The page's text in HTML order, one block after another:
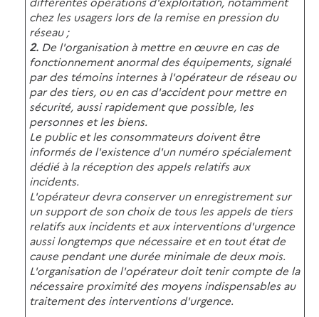
chez les usagers lors de la remise en pression du
réseau ;
2. De l'organisation à mettre en œuvre en cas de
fonctionnement anormal des équipements, signalé
par des témoins internes à l'opérateur de réseau ou
par des tiers, ou en cas d'accident pour mettre en
sécurité, aussi rapidement que possible, les
personnes et les biens.
Le public et les consommateurs doivent être
informés de l'existence d'un numéro spécialement
dédié à la réception des appels relatifs aux
incidents.
L'opérateur devra conserver un enregistrement sur
un support de son choix de tous les appels de tiers
relatifs aux incidents et aux interventions d'urgence
aussi longtemps que nécessaire et en tout état de
cause pendant une durée minimale de deux mois.
L'organisation de l'opérateur doit tenir compte de la
nécessaire proximité des moyens indispensables au
traitement des interventions d'urgence.